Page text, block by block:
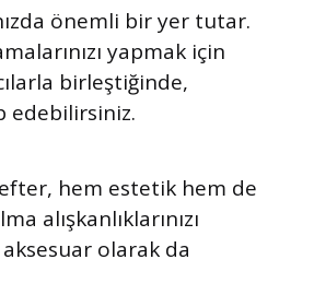
önemli bir yer tutar.
yapmak için
birleştiğinde,
edebilirsiniz.
hem estetik hem de
alışkanlıklarınızı
olarak da